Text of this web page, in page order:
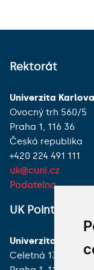
Rektorát
Univerzita Karlova
Ovocný trh 560/5
Praha 1, 116 36
Česká republika
+420 224 491 111
uk@cuni.cz
Podatelna
UK Point
Univerzita Karlova
Celetná 13